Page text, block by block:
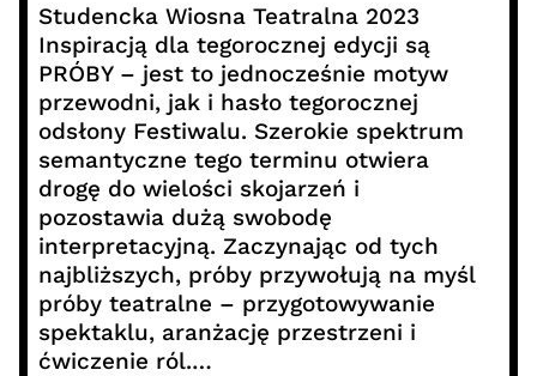
Studencka Wiosna Teatralna 2023
Inspiracją dla tegorocznej edycji są
PRÓBY – jest to jednocześnie motyw
przewodni, jak i hasło tegorocznej
odsłony Festiwalu. Szerokie spektrum
semantyczne tego terminu otwiera
drogę do wielości skojarzeń i
pozostawia dużą swobodę
interpretacyjną. Zaczynając od tych
najbliższych, próby przywołują na myśl
próby teatralne – przygotowywanie
spektaklu, aranżację przestrzeni i
ćwiczenie ról.…